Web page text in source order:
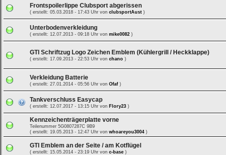
Frontspoilerlippe Clubsport abgerissen
( erstellt: 05.03.2018 - 17:43 Uhr von clubsportAust )
Unterbodenverkleidung
( erstellt: 12.07.2013 - 09:18 Uhr von mike0082 )
GTI Schriftzug Logo Zeichen Emblem (Kühlergrill / Heckklappe)
( erstellt: 17.09.2013 - 22:53 Uhr von chano )
Verkleidung Batterie
( erstellt: 27.01.2014 - 05:56 Uhr von Ofaf )
Tankverschluss Easycap
( erstellt: 12.07.2017 - 13:15 Uhr von Flory23 )
Kennzeichenträgerplatte vorne
Teilenummer 5G0807287C 9B9
( erstellt: 19.05.2013 - 12:47 Uhr von whoareyou3004 )
GTI Emblem an der Seite / am Kotflügel
( erstellt: 15.05.2014 - 23:19 Uhr von c-base )